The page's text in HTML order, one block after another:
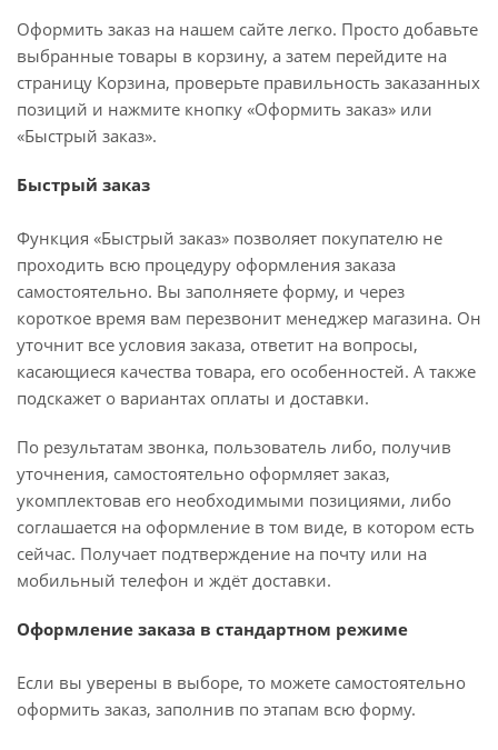
Оформить заказ на нашем сайте легко. Просто добавьте
выбранные товары в корзину, а затем перейдите на
страницу Корзина, проверьте правильность заказанных
позиций и нажмите кнопку «Оформить заказ» или
«Быстрый заказ».
Быстрый заказ
Функция «Быстрый заказ» позволяет покупателю не
проходить всю процедуру оформления заказа
самостоятельно. Вы заполняете форму, и через
короткое время вам перезвонит менеджер магазина. Он
уточнит все условия заказа, ответит на вопросы,
касающиеся качества товара, его особенностей. А также
подскажет о вариантах оплаты и доставки.
По результатам звонка, пользователь либо, получив
уточнения, самостоятельно оформляет заказ,
укомплектовав его необходимыми позициями, либо
соглашается на оформление в том виде, в котором есть
сейчас. Получает подтверждение на почту или на
мобильный телефон и ждёт доставки.
Оформление заказа в стандартном режиме
Если вы уверены в выборе, то можете самостоятельно
оформить заказ, заполнив по этапам всю форму.